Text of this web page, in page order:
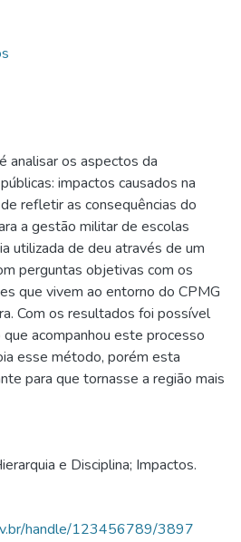
analisar os aspectos da
impactos causados na
refletir as consequências do
a gestão militar de escolas
utilizada de deu através de um
perguntas objetivas com os
que vivem ao entorno do CPMG
Com os resultados foi possível
acompanhou este processo
esse método, porém esta
para que tornasse a região mais
e Disciplina; Impactos.
handle/123456789/3897